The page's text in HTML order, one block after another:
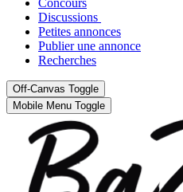
Concours
Discussions
Petites annonces
Publier une annonce
Recherches
Off-Canvas Toggle
Mobile Menu Toggle